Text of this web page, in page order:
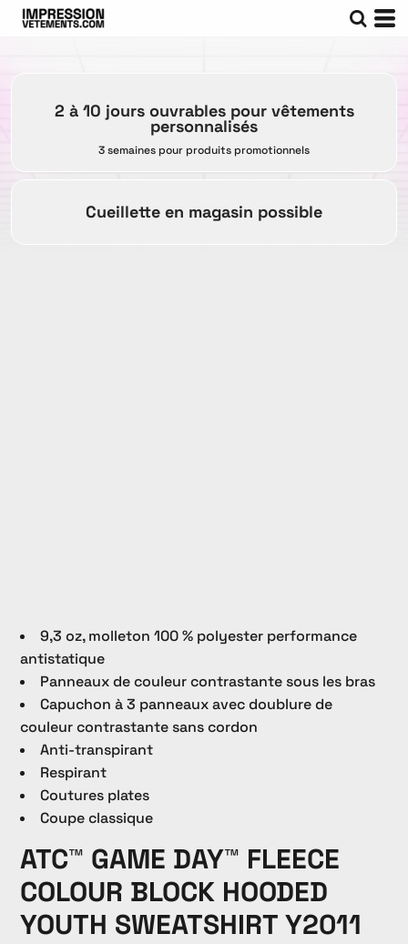
2 à 10 jours ouvrables pour vêtements
personnalisés
3 semaines pour produits promotionnels
Cueillette en magasin possible
9,3 oz, molleton 100 % polyester performance
antistatique
Panneaux de couleur contrastante sous les bras
Capuchon à 3 panneaux avec doublure de
couleur contrastante sans cordon
Anti-transpirant
Respirant
Coutures plates
Coupe classique
ATC™ GAME DAY™ FLEECE
COLOUR BLOCK HOODED
YOUTH SWEATSHIRT Y2011